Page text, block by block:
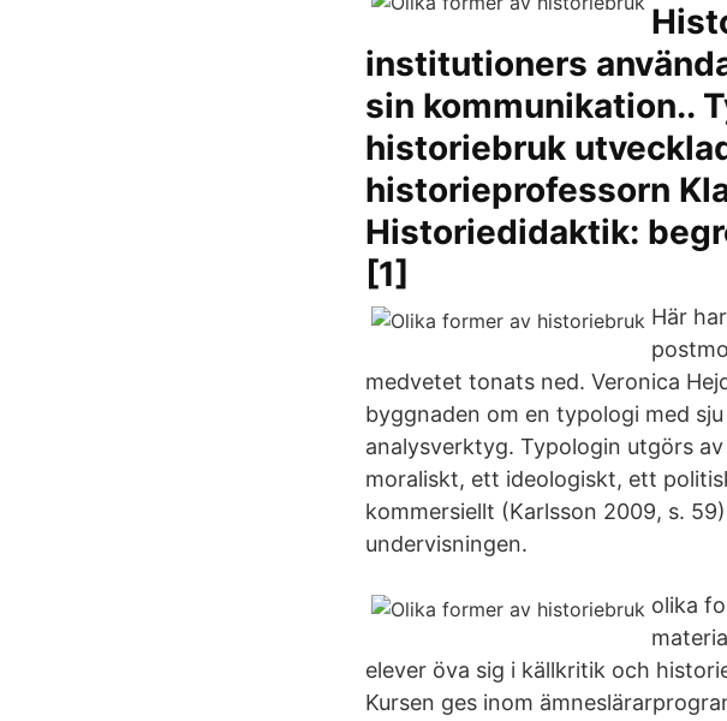
institutioners
sin kommunikation..
historiebruk
historieprofessorn
Historiedidaktik:
[1]
Här
medvetet tonats ned. Veronica
byggnaden om en typologi med
analysverktyg. Typologin utgörs
moraliskt, ett ideologiskt, ett
kommersiellt (Karlsson 2009, s.
undervisningen.
olika
elever öva sig i källkritik och
Kursen ges inom